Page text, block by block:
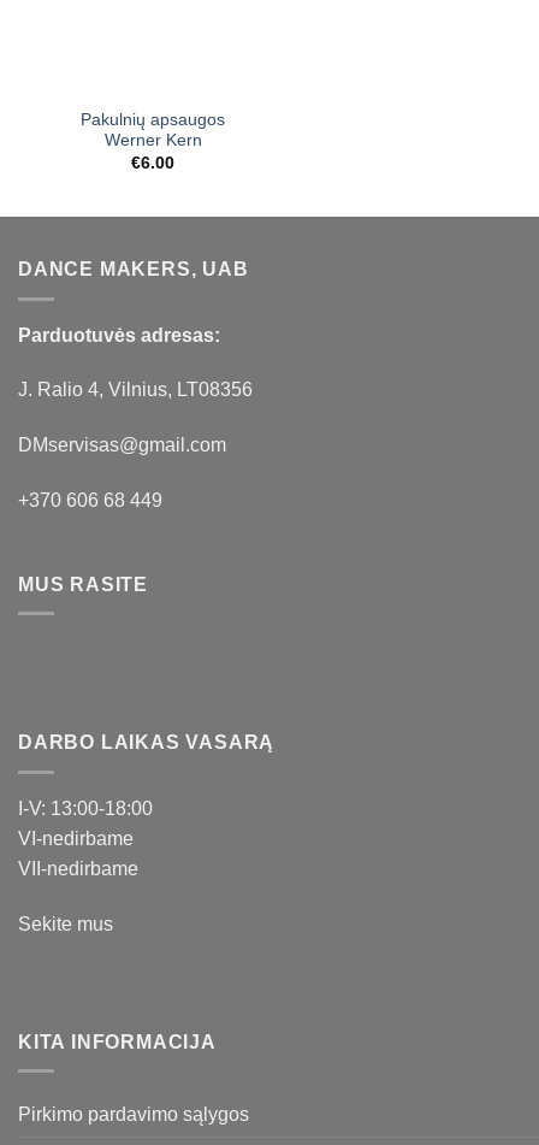
Pakulnių apsaugos
Werner Kern
€6.00
DANCE MAKERS, UAB
Parduotuvės adresas:
J. Ralio 4, Vilnius, LT08356
DMservisas@gmail.com
+370 606 68 449
MUS RASITE
DARBO LAIKAS VASARĄ
I-V: 13:00-18:00
VI-nedirbame
VII-nedirbame
Sekite mus
KITA INFORMACIJA
Pirkimo pardavimo sąlygos